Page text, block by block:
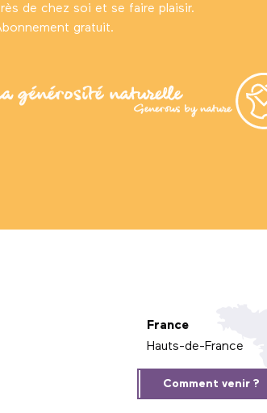
de chez soi et se faire plaisir.
gratuit.
France
Hauts-de-France
Comment venir ?